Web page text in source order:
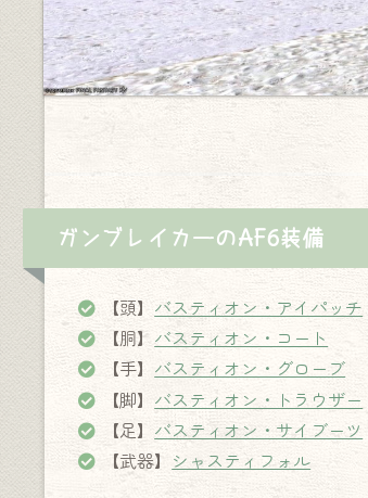
ガンブレイカーのAF6装備
【頭】バスティオン・アイパッチ
【胴】 バスティオン・コート
【手】 バスティオン・グローブ
【脚】 バスティオン・トラウザー
【足】 バスティオン・サイブーツ
【武器】 シャスティフォル